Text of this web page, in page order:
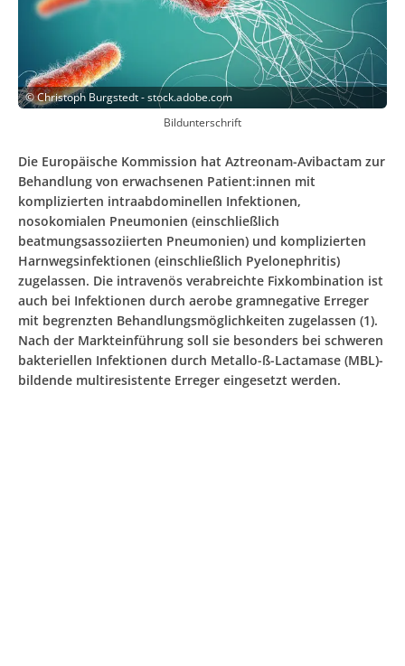
©Christoph Burgstedt - stock.adobe.com
Bildunterschrift
Die Europäische Kommission hat Aztreonam-Avibactam zur
Behandlung von erwachsenen Patient:innen mit
komplizierten intraabdominellen Infektionen,
nosokomialen Pneumonien (einschließlich
beatmungsassoziierten Pneumonien) und komplizierten
Harnwegsinfektionen (einschließlich Pyelonephritis)
zugelassen. Die intravenös verabreichte Fixkombination ist
auch bei Infektionen durch aerobe gramnegative Erreger
mit begrenzten Behandlungsmöglichkeiten zugelassen (1).
Nach der Markteinführung soll sie besonders bei schweren
bakteriellen Infektionen durch Metallo-ß-Lactamase (MBL)-
bildende multiresistente Erreger eingesetzt werden.